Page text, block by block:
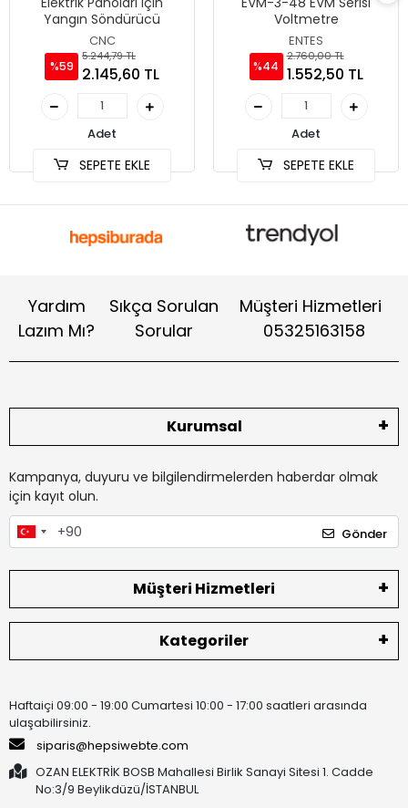
Yangın Söndürücü
CNC
%59
5.244,79 TL
2.145,60 TL
Adet
SEPETE EKLE
Voltmetre
ENTES
%44
2.760,00 TL
1.552,50 TL
Adet
SEPETE EKLE
Yardım
Lazım Mı?
Sıkça Sorulan
Sorular
Müşteri Hizmetleri
05325163158
Kurumsal
Kampanya, duyuru ve bilgilendirmelerden haberdar olmak
için kayıt olun.
Gönder
Müşteri Hizmetleri
Kategoriler
Haftaiçi 09:00 - 19:00 Cumartesi 10:00 - 17:00 saatleri arasında
ulaşabilirsiniz.
siparis@hepsiwebte.com
OZAN ELEKTRİK BOSB Mahallesi Birlik Sanayi Sitesi 1. Cadde
No:3/9 Beylikdüzü/İSTANBUL